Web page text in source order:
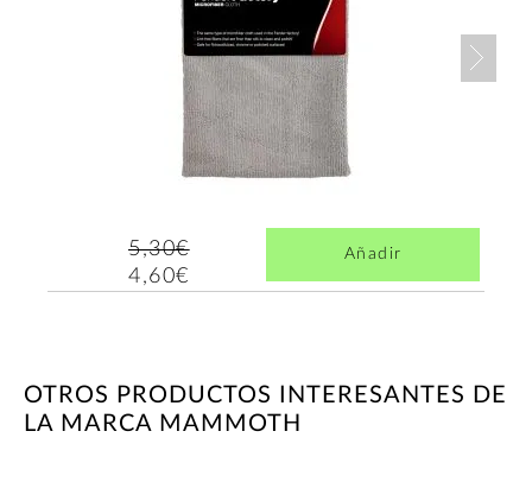
5,30€
4,60€
Añadir
OTROS PRODUCTOS INTERESANTES DE
LA MARCA MAMMOTH